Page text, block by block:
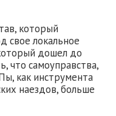
который
свое локальное
дошел до
что самоуправства,
как инструмента
наездов, больше